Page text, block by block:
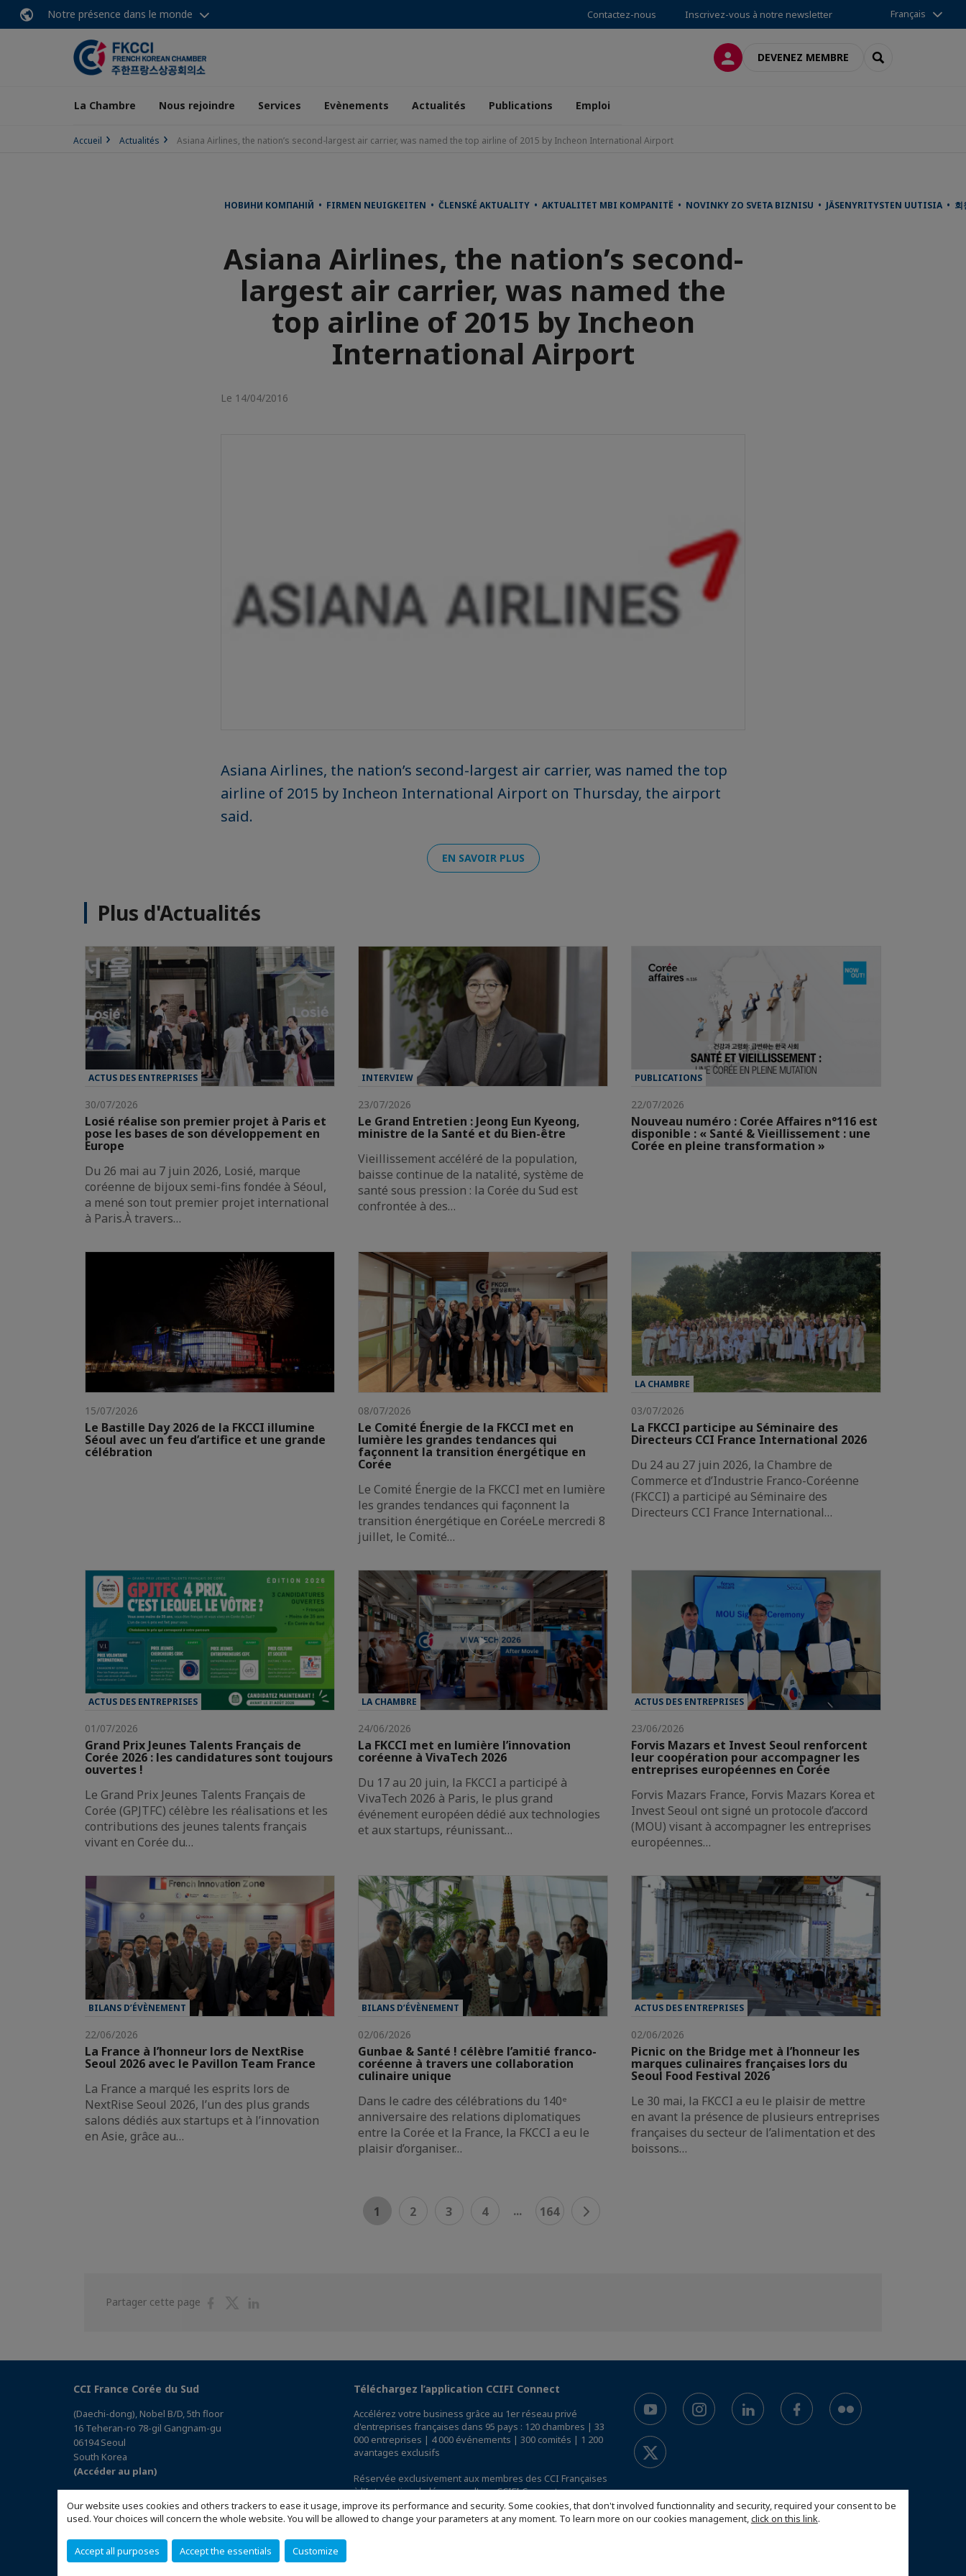
Our website uses cookies and others trackers to ease it usage, improve its performance and security. Some cookies, that don't involved functionnality and security, required your consent to be
used. Your choices will concern the whole website. You will be allowed to change your parameters at any moment. To learn more on our cookies management,click on this link.
Accept all purposes Accept the essentials Customize
Notre présence dans le monde Contactez-nous Inscrivez-vous à notre newsletter Français
CONNEXIONDEVENEZ MEMBRE RECHERCHER
La Chambre Nous rejoindre Services Evènements Actualités Publications Emploi
Accueil Actualités Asiana Airlines, the nation’s second-largest air carrier, was named the top airline of 2015 by Incheon International Airport
НОВИНИ КОМПАНІЙ • FIRMEN NEUIGKEITEN • ČLENSKÉ AKTUALITY • AKTUALITET MBI KOMPANITË • NOVINKY ZO SVETA BIZNISU • JÄSENYRITYSTEN UUTISIA •
Asiana Airlines, the nation’s second-
largest air carrier, was named the
top airline of 2015 by Incheon
International Airport
Le 14/04/2016
Asiana Airlines, the nation’s second-largest air carrier, was named the top
airline of 2015 by Incheon International Airport on Thursday, the airport
said.
EN SAVOIR PLUS
Plus d'Actualités
ACTUS DES ENTREPRISES
30/07/2026
Losié réalise son premier projet à Paris et
pose les bases de son développement en
Europe
Du 26 mai au 7 juin 2026, Losié, marque
coréenne de bijoux semi-fins fondée à Séoul,
a mené son tout premier projet international
à Paris.À travers…
INTERVIEW
23/07/2026
Le Grand Entretien : Jeong Eun Kyeong,
ministre de la Santé et du Bien-être
Vieillissement accéléré de la population,
baisse continue de la natalité, système de
santé sous pression : la Corée du Sud est
confrontée à des…
PUBLICATIONS
22/07/2026
Nouveau numéro : Corée Affaires n°116 est
disponible : « Santé & Vieillissement : une
Corée en pleine transformation »
15/07/2026
Le Bastille Day 2026 de la FKCCI illumine
Séoul avec un feu d’artifice et une grande
célébration
08/07/2026
Le Comité Énergie de la FKCCI met en
lumière les grandes tendances qui
façonnent la transition énergétique en
Corée
Le Comité Énergie de la FKCCI met en lumière
les grandes tendances qui façonnent la
transition énergétique en CoréeLe mercredi 8
juillet, le Comité…
LA CHAMBRE
03/07/2026
La FKCCI participe au Séminaire des
Directeurs CCI France International 2026
Du 24 au 27 juin 2026, la Chambre de
Commerce et d’Industrie Franco-Coréenne
(FKCCI) a participé au Séminaire des
Directeurs CCI France International…
ACTUS DES ENTREPRISES
01/07/2026
Grand Prix Jeunes Talents Français de
Corée 2026 : les candidatures sont toujours
ouvertes !
Le Grand Prix Jeunes Talents Français de
Corée (GPJTFC) célèbre les réalisations et les
contributions des jeunes talents français
vivant en Corée du…
LA CHAMBRE
24/06/2026
La FKCCI met en lumière l’innovation
coréenne à VivaTech 2026
Du 17 au 20 juin, la FKCCI a participé à
VivaTech 2026 à Paris, le plus grand
événement européen dédié aux technologies
et aux startups, réunissant…
ACTUS DES ENTREPRISES
23/06/2026
Forvis Mazars et Invest Seoul renforcent
leur coopération pour accompagner les
entreprises européennes en Corée
Forvis Mazars France, Forvis Mazars Korea et
Invest Seoul ont signé un protocole d’accord
(MOU) visant à accompagner les entreprises
européennes…
BILANS D’ÉVÈNEMENT
22/06/2026
La France à l’honneur lors de NextRise
Seoul 2026 avec le Pavillon Team France
La France a marqué les esprits lors de
NextRise Seoul 2026, l’un des plus grands
salons dédiés aux startups et à l’innovation
en Asie, grâce au…
BILANS D’ÉVÈNEMENT
02/06/2026
Gunbae & Santé ! célèbre l’amitié franco-
coréenne à travers une collaboration
culinaire unique
Dans le cadre des célébrations du 140ᵉ
anniversaire des relations diplomatiques
entre la Corée et la France, la FKCCI a eu le
plaisir d’organiser…
ACTUS DES ENTREPRISES
02/06/2026
Picnic on the Bridge met à l’honneur les
marques culinaires françaises lors du
Seoul Food Festival 2026
Le 30 mai, la FKCCI a eu le plaisir de mettre
en avant la présence de plusieurs entreprises
françaises du secteur de l’alimentation et des
boissons…
1 2 3 4 ... 164
Partager cette page
PartagerPartager
CCI France Corée du Sud
(Daechi-dong), Nobel B/D, 5th floor
16 Teheran-ro 78-gil Gangnam-gu
06194 Seoul
South Korea
(Accéder au plan)
Téléchargez l’application CCIFI Connect
Accélérez votre business grâce au 1er réseau privé
d'entreprises françaises dans 95 pays : 120 chambres | 33
000 entreprises | 4 000 événements | 300 comités | 1 200
avantages exclusifs
Réservée exclusivement aux membres des CCI Françaises
à l'International,découvrez l'app CCIFI Connect.